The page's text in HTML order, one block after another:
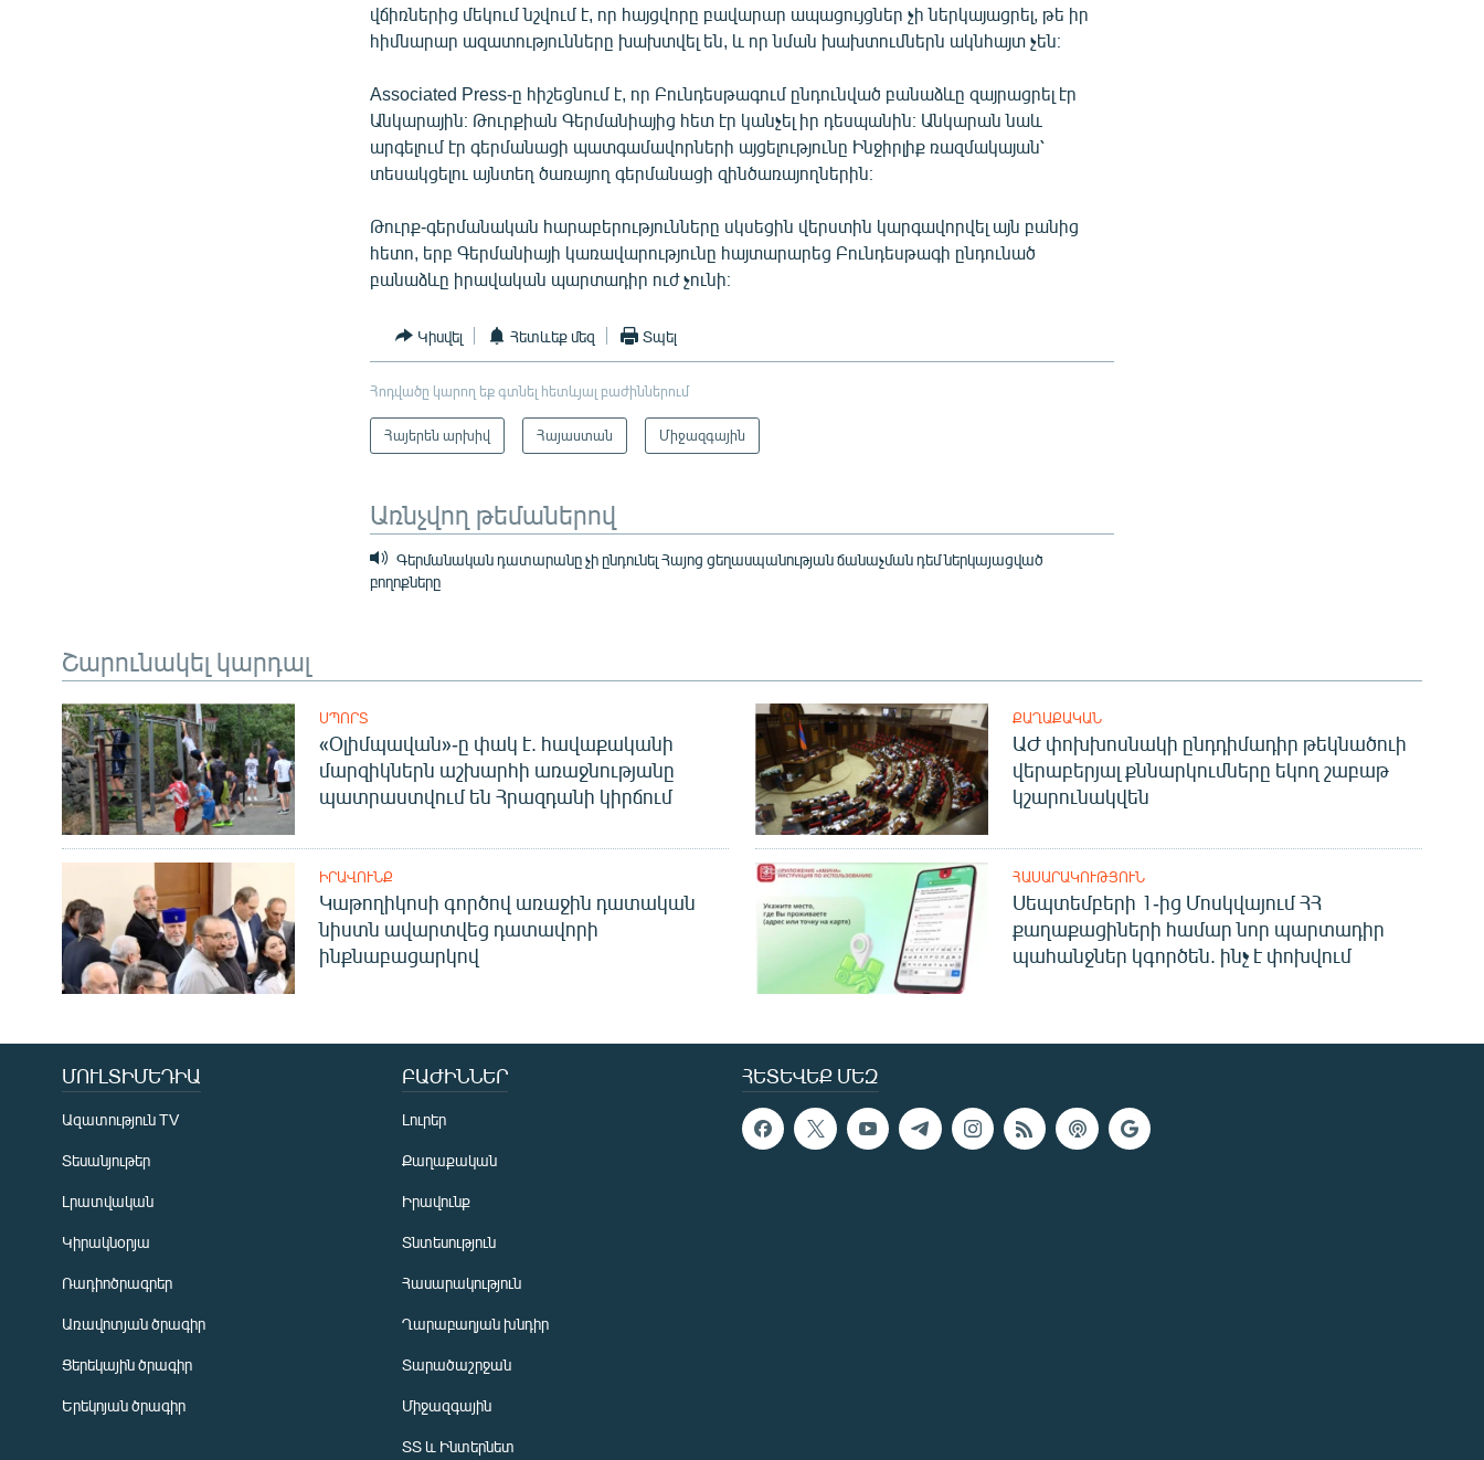
վճիռներից մեկում նշվում է, որ հայցվորը բավարար ապացույցներ չի ներկայացրել, թե իր
հիմնարար ազատությունները խախտվել են, և որ նման խախտումներն ակնհայտ չեն։
Associated Press-ը հիշեցնում է, որ Բունդեսթագում ընդունված բանաձևը զայրացրել էր
Անկարային։ Թուրքիան Գերմանիայից հետ էր կանչել իր դեսպանին։ Անկարան նաև
արգելում էր գերմանացի պատգամավորների այցելությունը Ինջիրլիք ռազմակայան՝
տեսակցելու այնտեղ ծառայող գերմանացի զինծառայողներին։
Թուրք-գերմանական հարաբերությունները սկսեցին վերստին կարգավորվել այն բանից
հետո, երբ Գերմանիայի կառավարությունը հայտարարեց Բունդեսթագի ընդունած
բանաձևը իրավական պարտադիր ուժ չունի։
Կիսվել Հետևեք մեզ Տպել
Հոդվածը կարող եք գտնել հետևյալ բաժիններում
Հայերեն արխիվ Հայաստան Միջազգային
Առնչվող թեմաներով
Գերմանական դատարանը չի ընդունել Հայոց ցեղասպանության ճանաչման դեմ ներկայացված
բողոքները
Շարունակել կարդալ
ՍՊՈՐՏ
«Օլիմպավան»-ը փակ է. հավաքականի
մարզիկներն աշխարհի առաջնությանը
պատրաստվում են Հրազդանի կիրճում
ՔԱՂԱՔԱԿԱՆ
ԱԺ փոխխոսնակի ընդդիմադիր թեկնածուի
վերաբերյալ քննարկումները եկող շաբաթ
կշարունակվեն
ԻՐԱՎՈՒՆՔ
Կաթողիկոսի գործով առաջին դատական
նիստն ավարտվեց դատավորի
ինքնաբացարկով
ՀԱՍԱՐԱԿՈՒԹՅՈՒՆ
Սեպտեմբերի 1-ից Մոսկվայում ՀՀ
քաղաքացիների համար նոր պարտադիր
պահանջներ կգործեն. ինչ է փոխվում
ՀԵՏԵՎԵՔ ՄԵԶ
ՄՈՒԼՏԻՄԵԴԻԱ
Ազատություն TV
Տեսանյութեր
Լրատվական
Կիրակնօրյա
Ռադիոծրագրեր
Առավոտյան ծրագիր
Ցերեկային ծրագիր
Երեկոյան ծրագիր
ԲԱԺԻՆՆԵՐ
Լուրեր
Քաղաքական
Իրավունք
Տնտեսություն
Հասարակություն
Ղարաբաղյան խնդիր
Տարածաշրջան
Միջազգային
ՏՏ և Ինտերնետ